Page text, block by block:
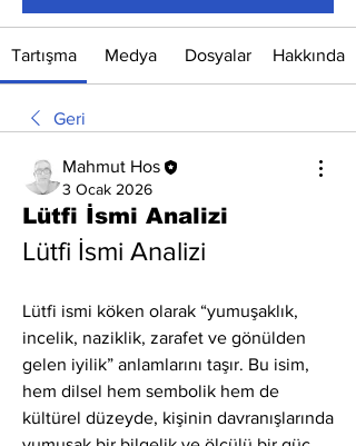
Tartışma Medya Dosyalar Hakkında
Geri
Mahmut Hos
3 Ocak 2026
Lütfi İsmi Analizi
Lütfi İsmi Analizi
Lütfi ismi köken olarak “yumuşaklık,
incelik, naziklik, zarafet ve gönülden
gelen iyilik” anlamlarını taşır. Bu isim,
hem dilsel hem sembolik hem de
kültürel düzeyde, kişinin davranışlarında